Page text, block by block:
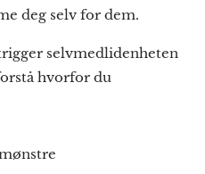
deg selv for dem.
selvmedlidenheten
hvorfor du